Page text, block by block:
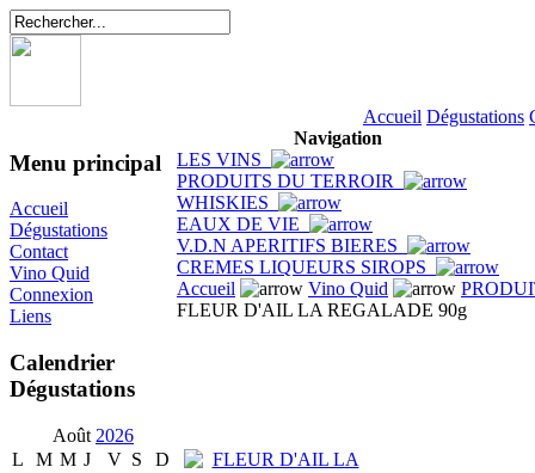
Accueil Dégustations
Menu principal
Accueil
Dégustations
Contact
Vino Quid
Connexion
Liens
Calendrier
Dégustations
Août 2026
L
M M J V S
D
Navigation
LES VINS
PRODUITS DU TERROIR
WHISKIES
EAUX DE VIE
V.D.N APERITIFS BIERES
CREMES LIQUEURS SIROPS
Accueil
Vino Quid
FLEUR D'AIL LA REGALADE 90g